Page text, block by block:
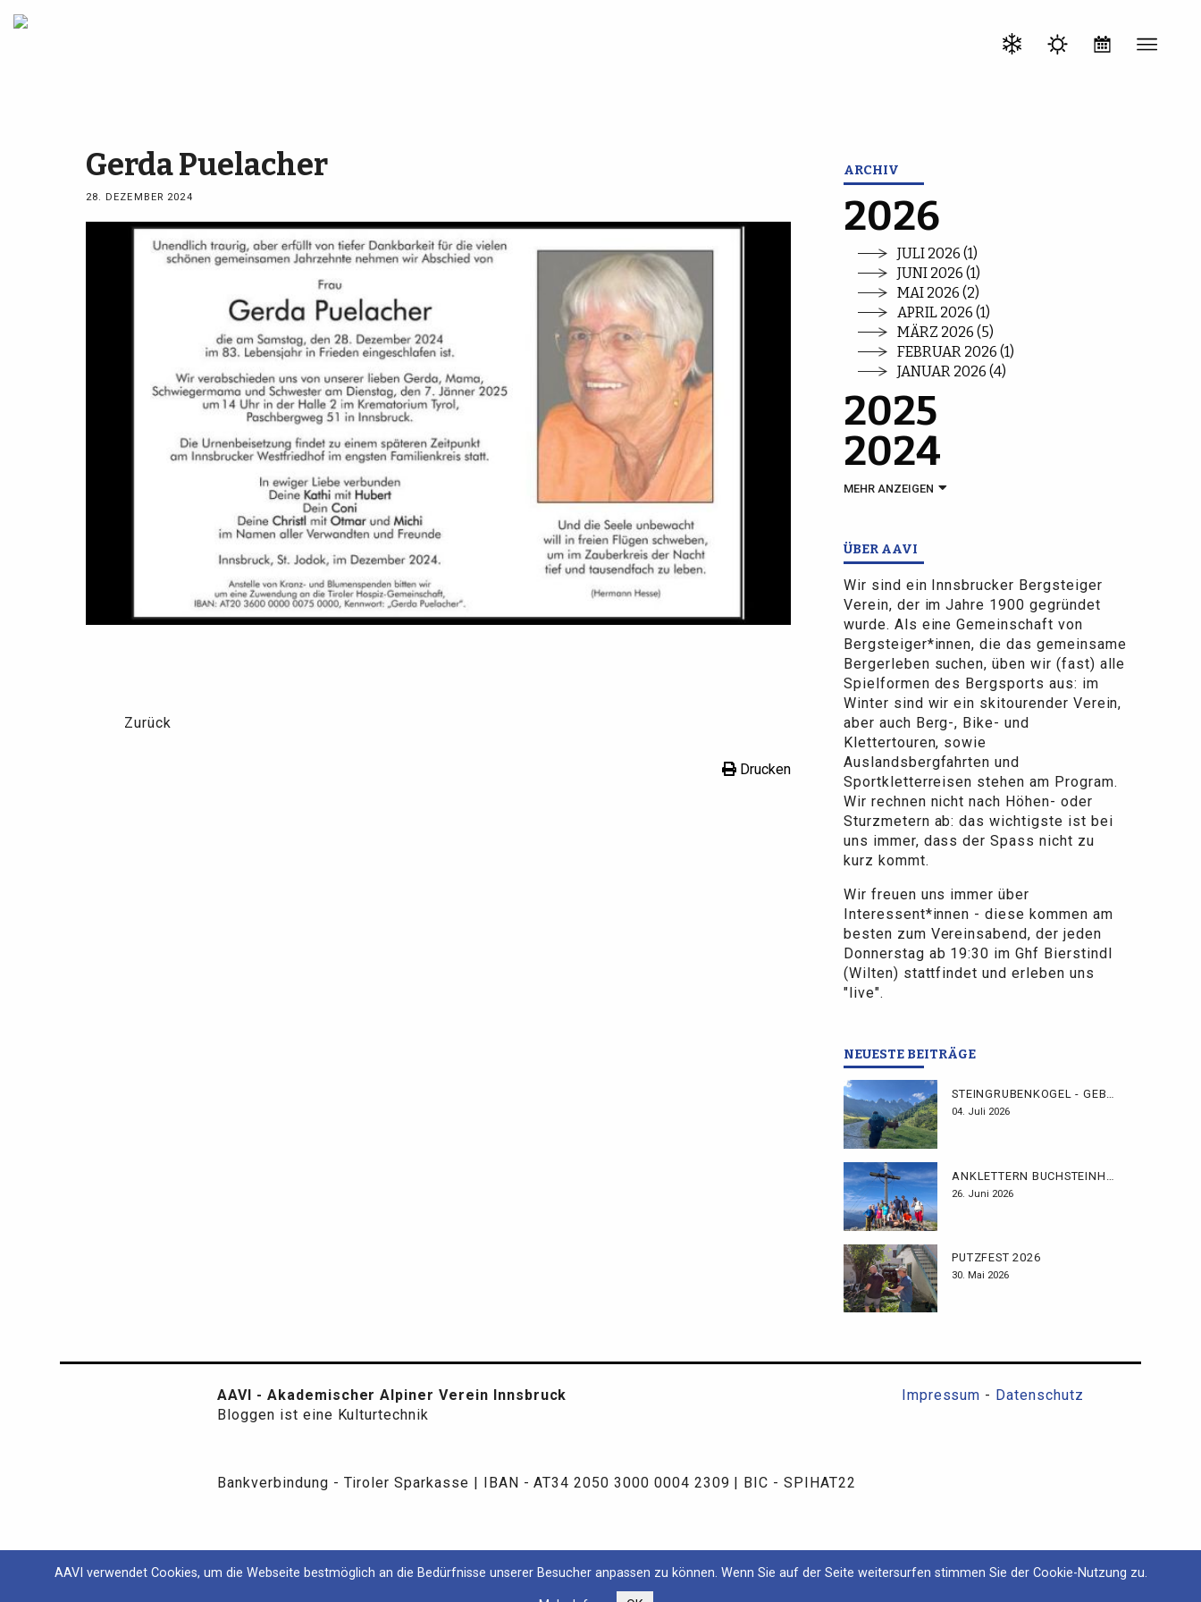
Gerda Puelacher
28. DEZEMBER 2024
Zurück
Drucken
ARCHIV
2026
JULI 2026 (1)
JUNI 2026 (1)
MAI 2026 (2)
APRIL 2026 (1)
MÄRZ 2026 (5)
FEBRUAR 2026 (1)
JANUAR 2026 (4)
2025
2024
MEHR ANZEIGEN
ÜBER AAVI
Wir sind ein Innsbrucker Bergsteiger
Verein, der im Jahre 1900 gegründet
wurde. Als eine Gemeinschaft von
Bergsteiger*innen, die das gemeinsame
Bergerleben suchen, üben wir (fast) alle
Spielformen des Bergsports aus: im
Winter sind wir ein skitourender Verein,
aber auch Berg-, Bike- und
Klettertouren, sowie
Auslandsbergfahrten und
Sportkletterreisen stehen am Program.
Wir rechnen nicht nach Höhen- oder
Sturzmetern ab: das wichtigste ist bei
uns immer, dass der Spass nicht zu
kurz kommt.
Wir freuen uns immer über
Interessent*innen - diese kommen am
besten zum Vereinsabend, der jeden
Donnerstag ab 19:30 im Ghf Bierstindl
(Wilten) stattfindet und erleben uns
"live".
NEUESTE BEITRÄGE
04. Juli 2026
26. Juni 2026
PUTZFEST 2026
30. Mai 2026
AAVI - Akademischer Alpiner Verein Innsbruck
Bloggen ist eine Kulturtechnik
Bankverbindung - Tiroler Sparkasse | IBAN - AT34 2050 3000 0004 2309 | BIC - SPIHAT22
Impressum - Datenschutz
AAVI verwendet Cookies, um die Webseite bestmöglich an die Bedürfnisse unserer Besucher anpassen zu können. Wenn Sie auf der Seite weitersurfen stimmen Sie der Cookie-Nutzung zu.